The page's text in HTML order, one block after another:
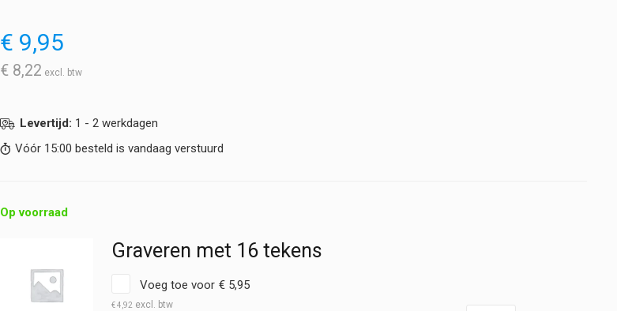
€ 9,95
€ 8,22
Levertijd: 1 - 2 werkdagen
Vóór 15:00 besteld is vandaag verstuurd
Op voorraad
Graveren met 16 tekens
Voeg toe voor € 5,95
€4,92